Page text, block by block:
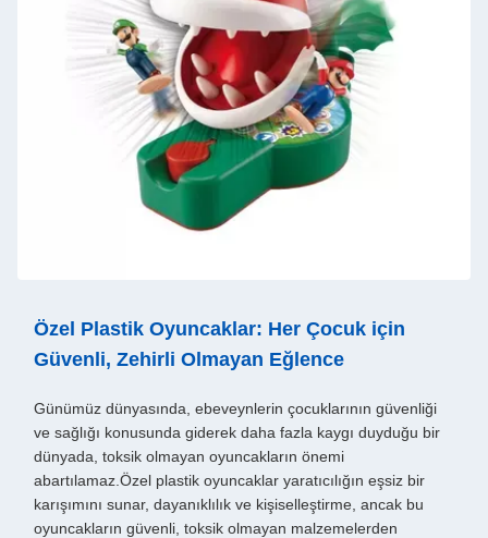
Özel Plastik Oyuncaklar: Her Çocuk için
Güvenli, Zehirli Olmayan Eğlence
Günümüz dünyasında, ebeveynlerin çocuklarının güvenliği
ve sağlığı konusunda giderek daha fazla kaygı duyduğu bir
dünyada, toksik olmayan oyuncakların önemi
abartılamaz.Özel plastik oyuncaklar yaratıcılığın eşsiz bir
karışımını sunar, dayanıklılık ve kişiselleştirme, ancak bu
oyuncakların güvenli, toksik olmayan malzemelerden